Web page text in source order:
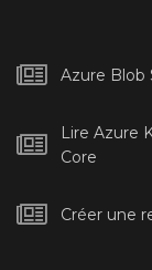
Azure Blob
Lire Azure
Core
Créer une